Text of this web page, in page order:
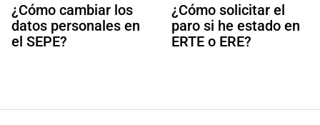
¿Cómo cambiar los
datos personales en
el SEPE?
¿Cómo solicitar el
paro si he estado en
ERTE o ERE?